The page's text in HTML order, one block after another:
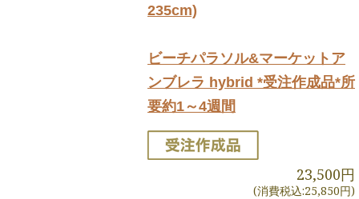
235cm)
ビーチパラソル&マーケットア
ンブレラ hybrid *受注作成品*所
要約1～4週間
23,500円
(消費税込:25,850円)